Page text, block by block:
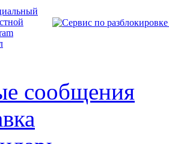
сообщения